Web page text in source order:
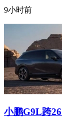
9小时前
小鹏G9L跨